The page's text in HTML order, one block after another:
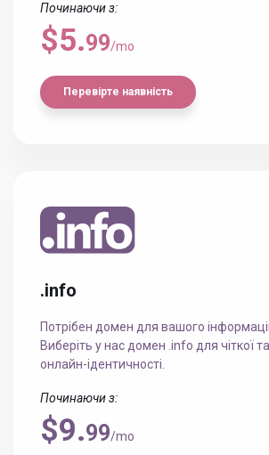
Починаючи з:
$5.99/mo
Перевірте наявність
.info
Потрібен домен для вашого
Виберіть у нас домен .info для чіткої
онлайн-ідентичності.
Починаючи з:
$9.99/mo